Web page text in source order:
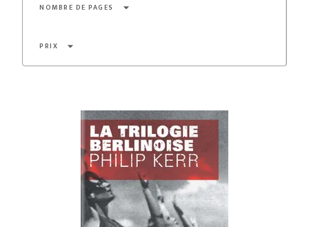
NOMBRE DE PAGES arrow_drop_down
PRIX arrow_drop_down